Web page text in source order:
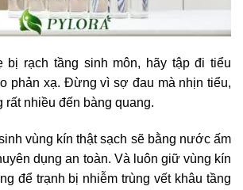
rạch tầng sinh môn, hãy tập đi tiểu
phản xạ. Đừng vì sợ đau mà nhịn tiểu,
nhiều đến bàng quang.
vùng kín thật sạch sẽ bằng nước ấm
dụng an toàn. Và luôn giữ vùng kín
để trạnh bị nhiễm trùng vết khâu tầng